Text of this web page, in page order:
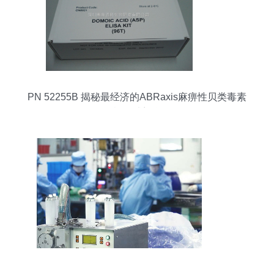
PN 52255B 揭秘最经济的ABRaxis麻痹性贝类毒素